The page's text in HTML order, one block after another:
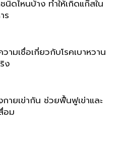
นิดไหนบ้าง ทำให้เกิดแก๊สใน
ร
ามเชื่อเกี่ยวกับโรคเบาหวาน
ง
ายเข่ากัน ช่วยฟื้นฟูเข่าและ
อม